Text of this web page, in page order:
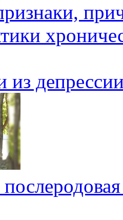
из